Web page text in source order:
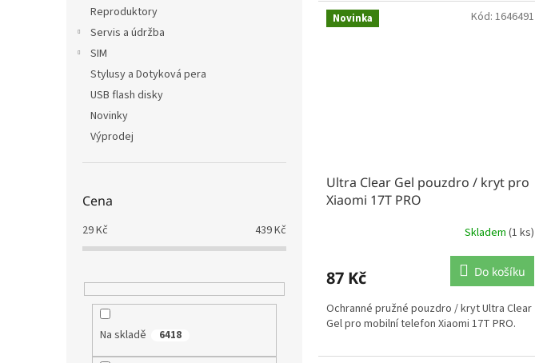
Reproduktory
Servis a údržba
SIM
Stylusy a Dotyková pera
USB flash disky
Novinky
Výprodej
Cena
29Kč 439Kč
Na skladě 6418
Novinka
Ultra Clear Gel pouzdro / kryt pro
Xiaomi 17T PRO
Skladem (1 ks)
87 Kč Do košíku
Ochranné pružné pouzdro / kryt Ultra Clear
Gel pro mobilní telefon Xiaomi 17T PRO.
Kód: 1646491